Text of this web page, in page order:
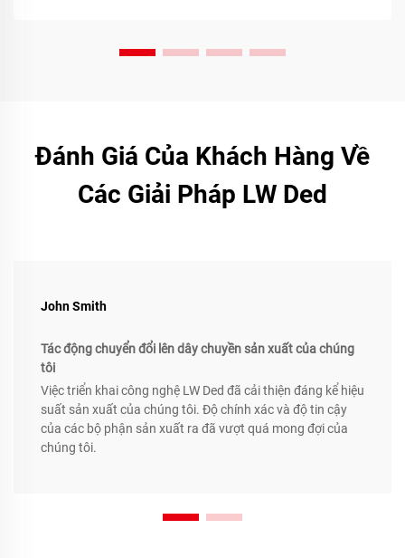
Đánh Giá Của Khách Hàng Về
Các Giải Pháp LW Ded
John Smith
Tác động chuyển đổi lên dây chuyền sản xuất của chúng
tôi
Việc triển khai công nghệ LW Ded đã cải thiện đáng kể hiệu
suất sản xuất của chúng tôi. Độ chính xác và độ tin cậy
của các bộ phận sản xuất ra đã vượt quá mong đợi của
chúng tôi.